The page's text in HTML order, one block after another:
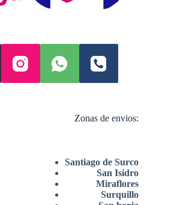
Zonas de envios:
Santiago de Surco
San Isidro
Miraflores
Surquillo